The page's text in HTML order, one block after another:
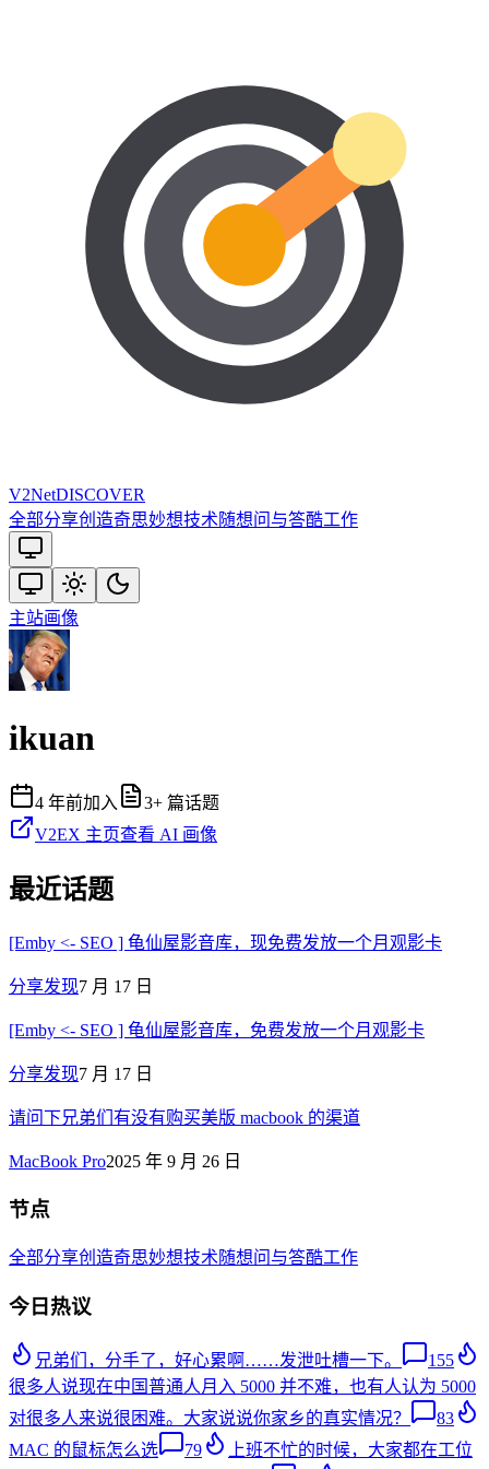
V2NetDISCOVER
全部分享创造奇思妙想技术随想问与答酷工作
主站画像
ikuan
4 年前加入 3+ 篇话题
V2EX 主页查看 AI 画像
最近话题
[Emby <- SEO ] 龟仙屋影音库，现免费发放一个月观影卡
分享发现7 月 17 日
[Emby <- SEO ] 龟仙屋影音库，免费发放一个月观影卡
分享发现7 月 17 日
请问下兄弟们有没有购买美版 macbook 的渠道
MacBook Pro2025 年 9 月 26 日
节点
全部分享创造奇思妙想技术随想问与答酷工作
今日热议
兄弟们，分手了，好心累啊……发泄吐槽一下。
155
很多人说现在中国普通人月入 5000 并不难，也有人认为 5000
对很多人来说很困难。大家说说你家乡的真实情况？
83
MAC 的鼠标怎么选
79 上班不忙的时候，大家都在工位